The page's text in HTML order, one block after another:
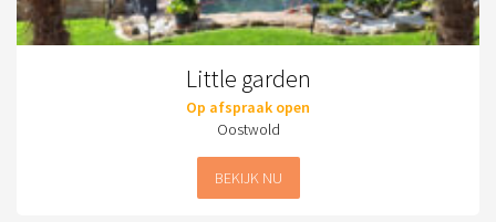
Little garden
Op afspraak open
Oostwold
BEKIJK NU